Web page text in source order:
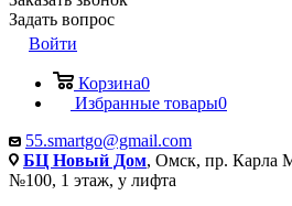
Задать вопрос
Войти
Корзина0
Избранные товары0
55.smartgo@gmail.com
БЦ Новый Дом, Омск, пр. Карла
№100, 1 этаж, у лифта